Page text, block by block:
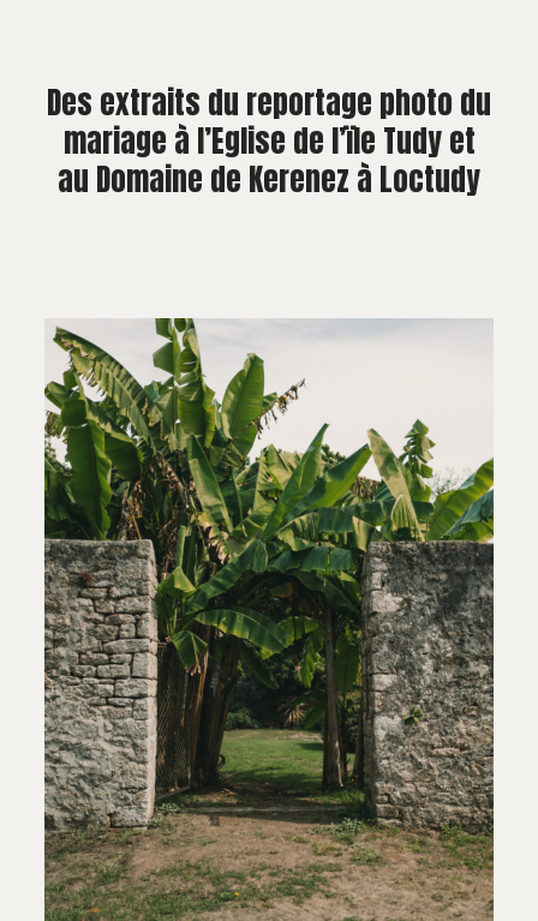
Des extraits du reportage photo du
mariage à l’Eglise de l’ïle Tudy et
au Domaine de Kerenez à Loctudy